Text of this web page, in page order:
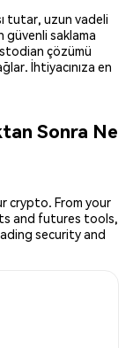
tutar, uzun vadeli
güvenli saklama
çözümü
İhtiyacınıza en
Sonra Ne
crypto. From your
and futures tools,
security and